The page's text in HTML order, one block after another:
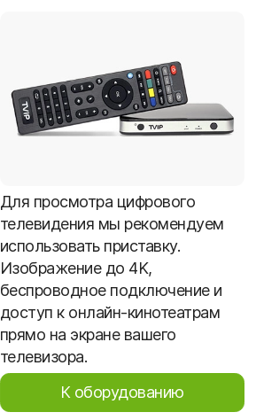
Для просмотра цифрового
телевидения мы рекомендуем
использовать приставку.
Изображение до 4K,
беспроводное подключение и
доступ к онлайн-кинотеатрам
прямо на экране вашего
телевизора.
К оборудованию